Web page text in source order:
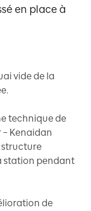
en place à
vide de la
technique de
Kenaidan
structure
station pendant
de